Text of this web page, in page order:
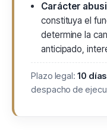
Carácter
constituya el
determine la
anticipado,
Plazo legal: 10
despacho de